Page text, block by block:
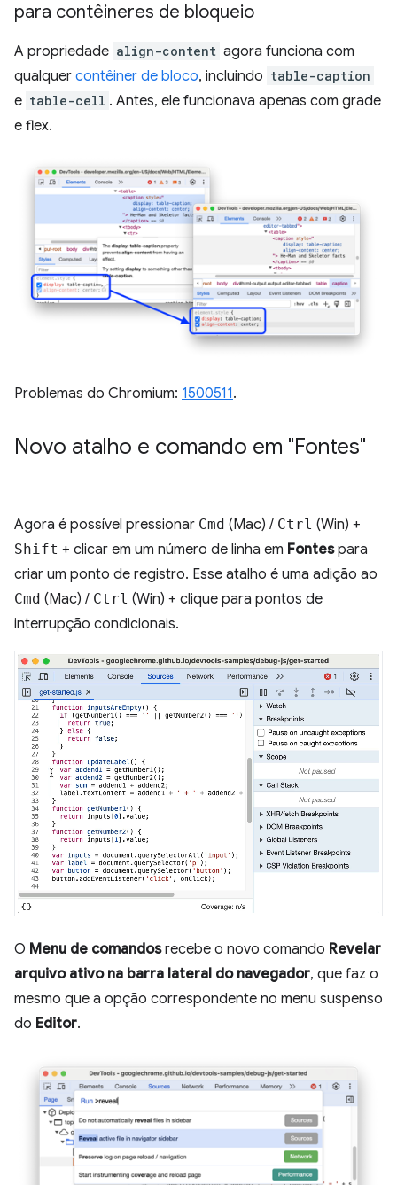
para contêineres de bloqueio
A propriedade align-content agora funciona com
qualquer contêiner de bloco, incluindo table-caption
e table-cell . Antes, ele funcionava apenas com grade
e flex.
Problemas do Chromium: 1500511.
Novo atalho e comando em "Fontes"
Agora é possível pressionar Cmd (Mac) / Ctrl (Win) +
Shift + clicar em um número de linha em Fontespara
criar um ponto de registro. Esse atalho é uma adição ao
Cmd (Mac) / Ctrl (Win) + clique para pontos de
interrupção condicionais.
O Menu de comandosrecebe o novo comando Revelar
arquivo ativo na barra lateral do navegador, que faz o
mesmo que a opção correspondente no menu suspenso
do Editor.